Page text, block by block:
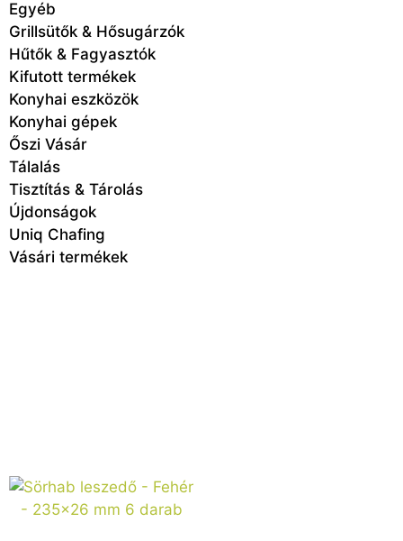
Egyéb
Grillsütők & Hősugárzók
Hűtők & Fagyasztók
Kifutott termékek
Konyhai eszközök
Konyhai gépek
Őszi Vásár
Tálalás
Tisztítás & Tárolás
Újdonságok
Uniq Chafing
Vásári termékek